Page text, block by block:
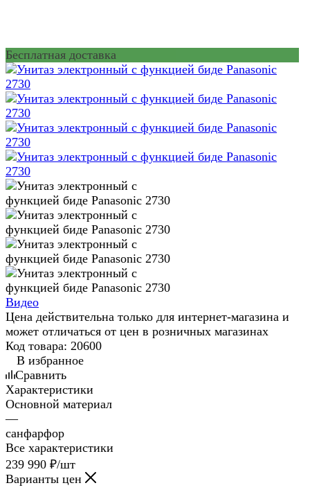
Бесплатная доставка
Видео
Цена действительна только для интернет-магазина и
может отличаться от цен в розничных магазинах
Код товара: 20600
В избранное
Сравнить
Характеристики
Основной материал
—
санфарфор
Все характеристики
239 990 ₽/шт
Варианты цен